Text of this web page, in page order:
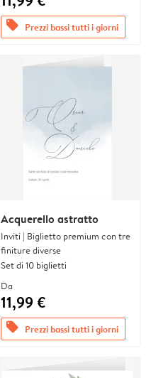
offers Prezzi bassi tutti i giorni
Acquerello astratto
Inviti | Biglietto premium con tre
finiture diverse
Set di 10 biglietti
Da
11,99 €
offers Prezzi bassi tutti i giorni